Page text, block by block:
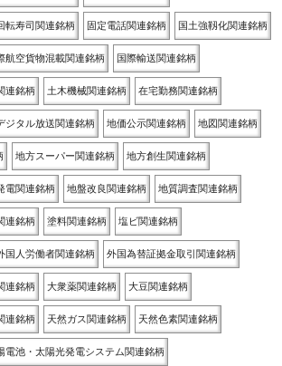
転寿司関連銘柄 固定電話関連銘柄 国土強靱化関連銘柄
航空貨物混載関連銘柄 国際輸送関連銘柄
連銘柄 土木機械関連銘柄 在宅勤務関連銘柄
ジタル放送関連銘柄 地価公示関連銘柄 地図関連銘柄
地方スーパー関連銘柄 地方創生関連銘柄
電関連銘柄 地盤改良関連銘柄 地質調査関連銘柄
連銘柄 塗料関連銘柄 塩ビ関連銘柄
国人労働者関連銘柄 外国為替証拠金取引関連銘柄
連銘柄 大衆薬関連銘柄 大豆関連銘柄
連銘柄 天然ガス関連銘柄 天然色素関連銘柄
電池・太陽光発電システム関連銘柄